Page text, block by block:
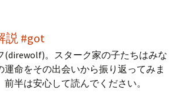
説 #got
。スターク家の子たちはみな
命をその出会いから振り返ってみま
半は安心して読んでください。